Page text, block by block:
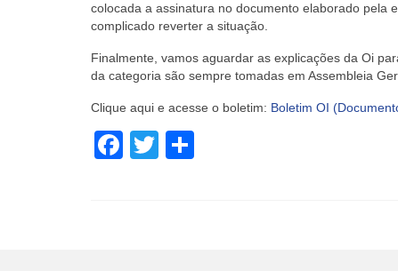
colocada a assinatura no documento elaborado pela
complicado reverter a situação.
Finalmente, vamos aguardar as explicações da Oi
da categoria são sempre tomadas em Assembleia
Clique aqui e acesse o boletim: Boletim OI
Facebook
Twitter